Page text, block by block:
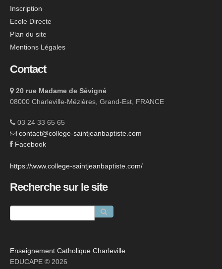
Inscription
Ecole Directe
Plan du site
Mentions Légales
Contact
20 rue Madame de Sévigné
08000 Charleville-Mézières, Grand-Est, FRANCE
03 24 33 65 65
contact@college-saintjeanbaptiste.com
Facebook
https://www.college-saintjeanbaptiste.com/
Recherche sur le site
Enseignement Catholique Charleville
EDUCAPE © 2026